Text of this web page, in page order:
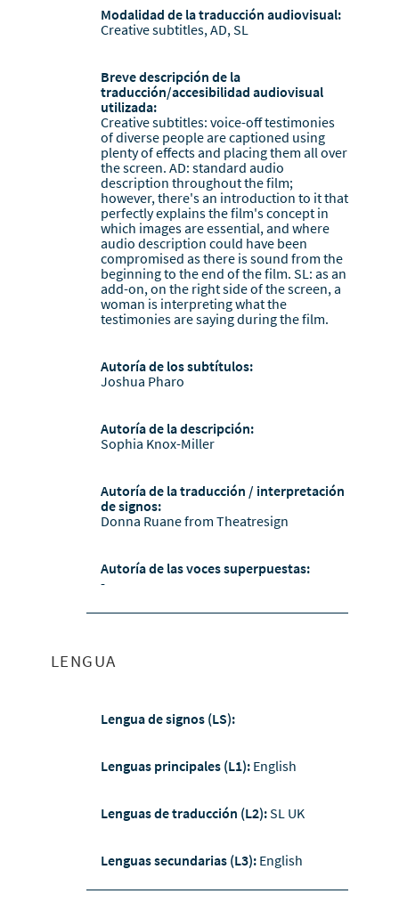
Modalidad de la traducción audiovisual:
Creative subtitles, AD, SL
Breve descripción de la
traducción/accesibilidad audiovisual
utilizada:
Creative subtitles: voice-off testimonies
of diverse people are captioned using
plenty of effects and placing them all over
the screen. AD: standard audio
description throughout the film;
however, there's an introduction to it that
perfectly explains the film's concept in
which images are essential, and where
audio description could have been
compromised as there is sound from the
beginning to the end of the film. SL: as an
add-on, on the right side of the screen, a
woman is interpreting what the
testimonies are saying during the film.
Autoría de los subtítulos:
Joshua Pharo
Autoría de la descripción:
Sophia Knox-Miller
Autoría de la traducción / interpretación
de signos:
Donna Ruane from Theatresign
Autoría de las voces superpuestas:
-
LENGUA
Lengua de signos (LS):
Lenguas principales (L1): English
Lenguas de traducción (L2):SL UK
Lenguas secundarias (L3): English